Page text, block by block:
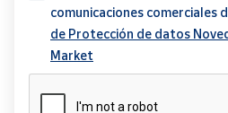
comunicaciones comerciales
de Protección de datos
Market